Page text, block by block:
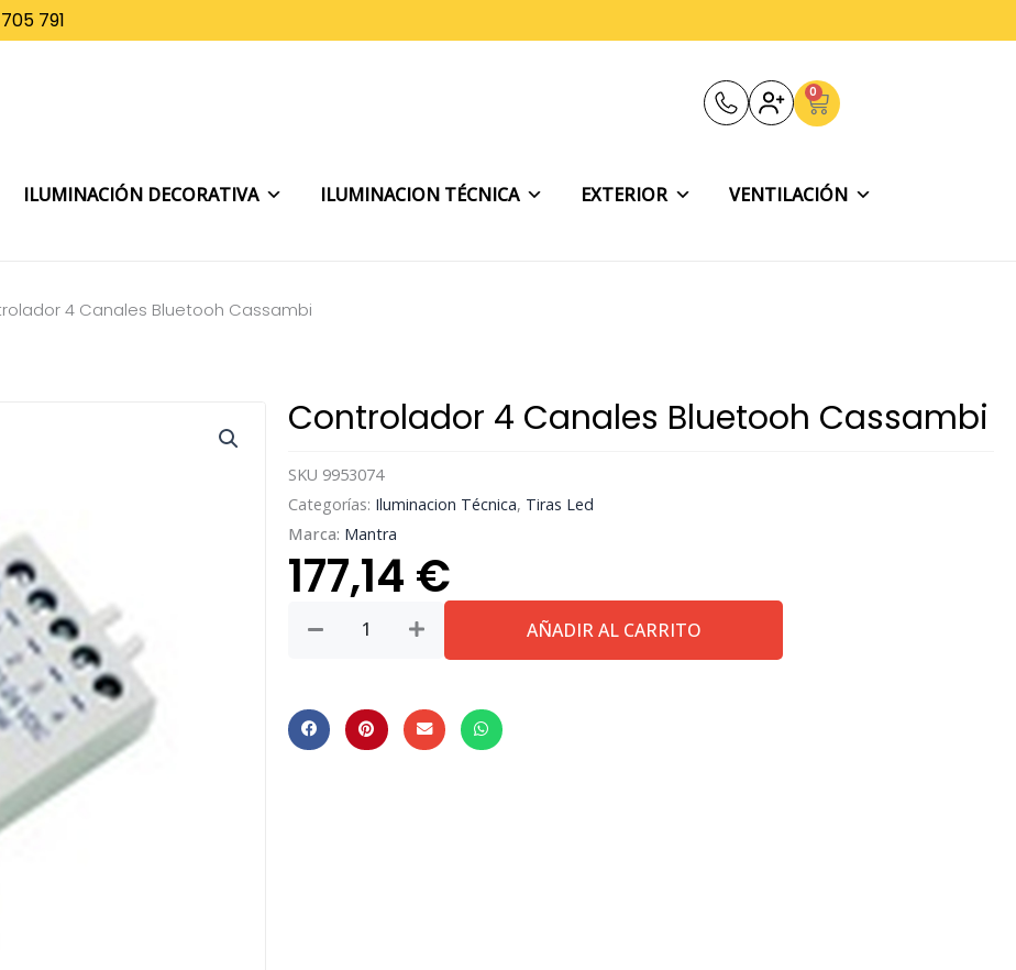
791
0
Carrito
ILUMINACIÓN DECORATIVA ILUMINACION TÉCNICA EXTERIOR
VENTILACIÓN
4 Canales Bluetooh Cassambi
Controlador 4 Canales Bluetooh Cassambi
SKU 9953074
Categorías: Iluminacion Técnica, Tiras Led
Marca: Mantra
177,14 €
Cassambi
AÑADIR AL CARRITO